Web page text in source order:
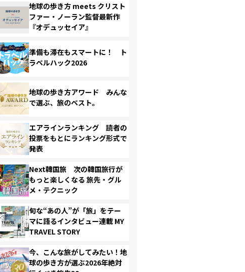
地球の歩き方 meets クリスト
ファー・ノーラン監督最新作
『オデュッセイア』
準備も滞在もスマートに！ ト
ラベルハック2026
地球の歩き方アワード みんな
で選ぶ、旅のベスト。
エアラインランキング 読者の
投票をもとにランキング形式で
発表
Next韓国旅 次の韓国旅行が
もっと楽しくなる 旅先・グル
メ・テクニック
旬な“あの人”が「旅」をテー
マに語るインタビュー連載 MY
TRAVEL STORY
今、こんな旅がしてみたい！地
球の歩き方が選ぶ2026年絶対